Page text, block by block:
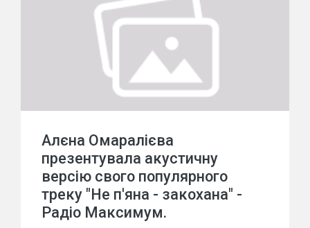
Алєна Омаралієва
презентувала акустичну
версію свого популярного
треку "Не п'яна - закохана" -
Радіо Максимум.